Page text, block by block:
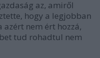
az, amiről
hogy a legjobban
nem ért hozzá,
tud rohadtul nem